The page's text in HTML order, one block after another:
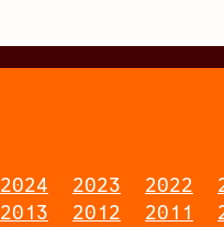
2024 2023 2022
2013 2012 2011